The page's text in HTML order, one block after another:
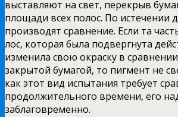
выставляют на свет, перекрыв
площади всех полос. По истечении
производят сравнение. Если та
лос, которая была подвергнута
изменила свою окраску в
закрытой бумагой, то пигмент не
как этот вид испытания тре­бует
продолжительного времени, его
заблаговременно.